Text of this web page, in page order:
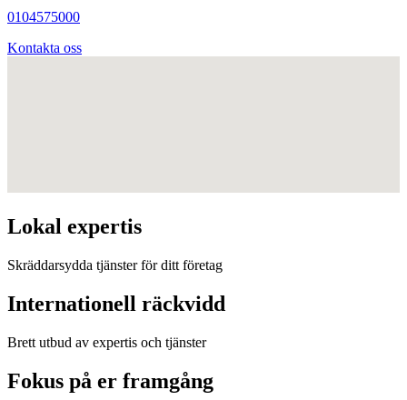
0104575000
Kontakta oss
Lokal expertis
Skräddarsydda tjänster för ditt företag
Internationell räckvidd
Brett utbud av expertis och tjänster
Fokus på er framgång